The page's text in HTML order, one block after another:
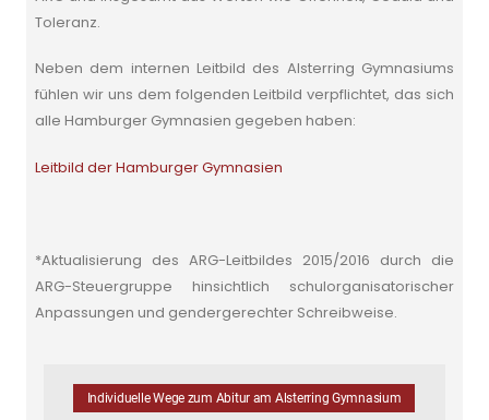
Toleranz.
Neben dem internen Leitbild des Alsterring Gymnasiums
fühlen wir uns dem folgenden Leitbild verpflichtet, das sich
alle Hamburger Gymnasien gegeben haben:
Leitbild der Hamburger Gymnasien
*Aktualisierung des ARG-Leitbildes 2015/2016 durch die
ARG-Steuergruppe hinsichtlich schulorganisatorischer
Anpassungen und gendergerechter Schreibweise.
Individuelle Wege zum Abitur am Alsterring Gymnasium